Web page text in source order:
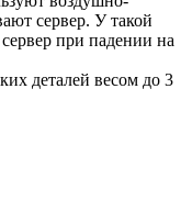
сервер. У такой
при падении на
деталей весом до 3